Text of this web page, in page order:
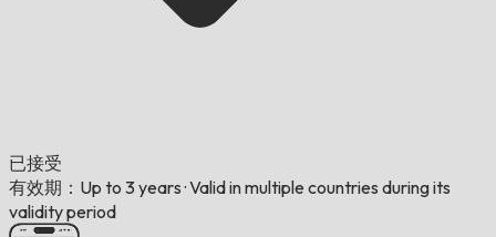
已接受
有效期：Up to 3 years ·Valid in multiple countries during its
validity period